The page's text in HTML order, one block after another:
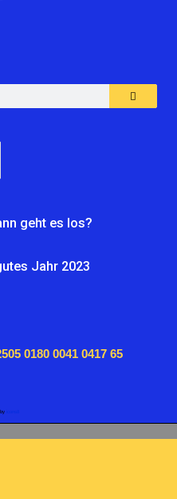
geht es los?
Jahr 2023
0180 0041 0417 65